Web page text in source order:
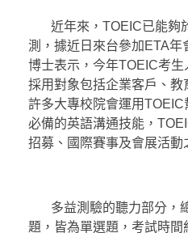
近年來，TOEIC已能夠
測，據近日來台參加ETA年
博士表示，今年TOEIC考生
採用對象包括企業客戶、教
許多大專校院會運用
必備的英語溝通技能，
招募、國際賽事及會展活動
多益測驗的聽力部分，
題，皆為單選題，考試時